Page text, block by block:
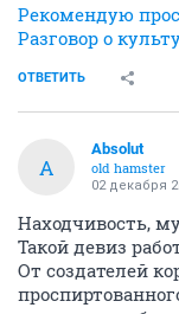
Рекомендую
Разговор о
ОТВЕТИТЬ
A
Absolut
old hamster
02 декабря
Находчивость,
Такой девиз
От создателей